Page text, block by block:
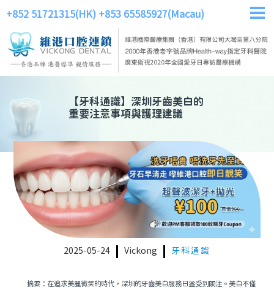
+852 51721315(HK) +853 65585927(Macau)
【牙科通識】 深圳牙齒美白的
重要注意事項與護理建議
2025-05-24 Vickong 牙科通識
摘要：在追求美麗微笑的時代，深圳的牙齒美白服務日益受到關注。美白不僅